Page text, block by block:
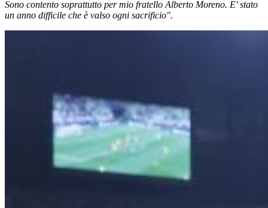
Sono contento soprattutto per mio fratello Alberto Moreno. E' stato
un anno difficile che è valso ogni sacrificio".